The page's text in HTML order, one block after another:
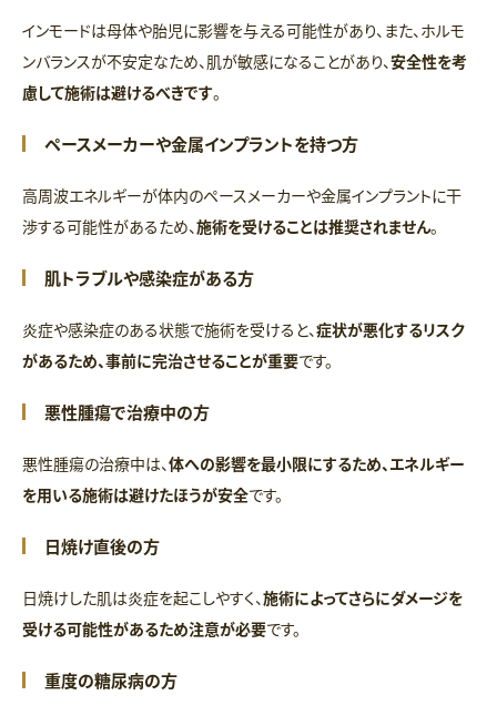
インモードは母体や胎児に影響を与える可能性があり、また、ホルモ
ンバランスが不安定なため、肌が敏感になることがあり、安全性を考
慮して施術は避けるべきです。
ペースメーカーや金属インプラントを持つ方
高周波エネルギーが体内のペースメーカーや金属インプラントに干
渉する可能性があるため、施術を受けることは推奨されません。
肌トラブルや感染症がある方
炎症や感染症のある状態で施術を受けると、症状が悪化するリスク
があるため、事前に完治させることが重要です。
悪性腫瘍で治療中の方
悪性腫瘍の治療中は、体への影響を最小限にするため、エネルギー
を用いる施術は避けたほうが安全です。
日焼け直後の方
日焼けした肌は炎症を起こしやすく、施術によってさらにダメージを
受ける可能性があるため注意が必要です。
重度の糖尿病の方